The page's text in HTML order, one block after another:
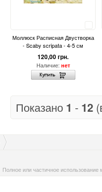
Моллюск Расписная Двустворка
- Scaby scripata - 4-5 см
120,00 грн.
Наличие: нет
Показано 1 - 12
Полное или частичное